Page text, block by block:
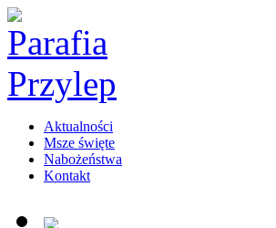
Aktualności
Msze święte
Nabożeństwa
Kontakt